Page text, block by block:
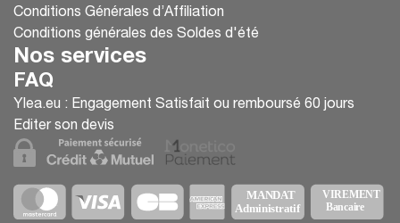
Conditions Générales d’Affiliation
Conditions générales des Soldes d'été
Nos services
FAQ
Ylea.eu : Engagement Satisfait ou remboursé 60 jours
Editer son devis